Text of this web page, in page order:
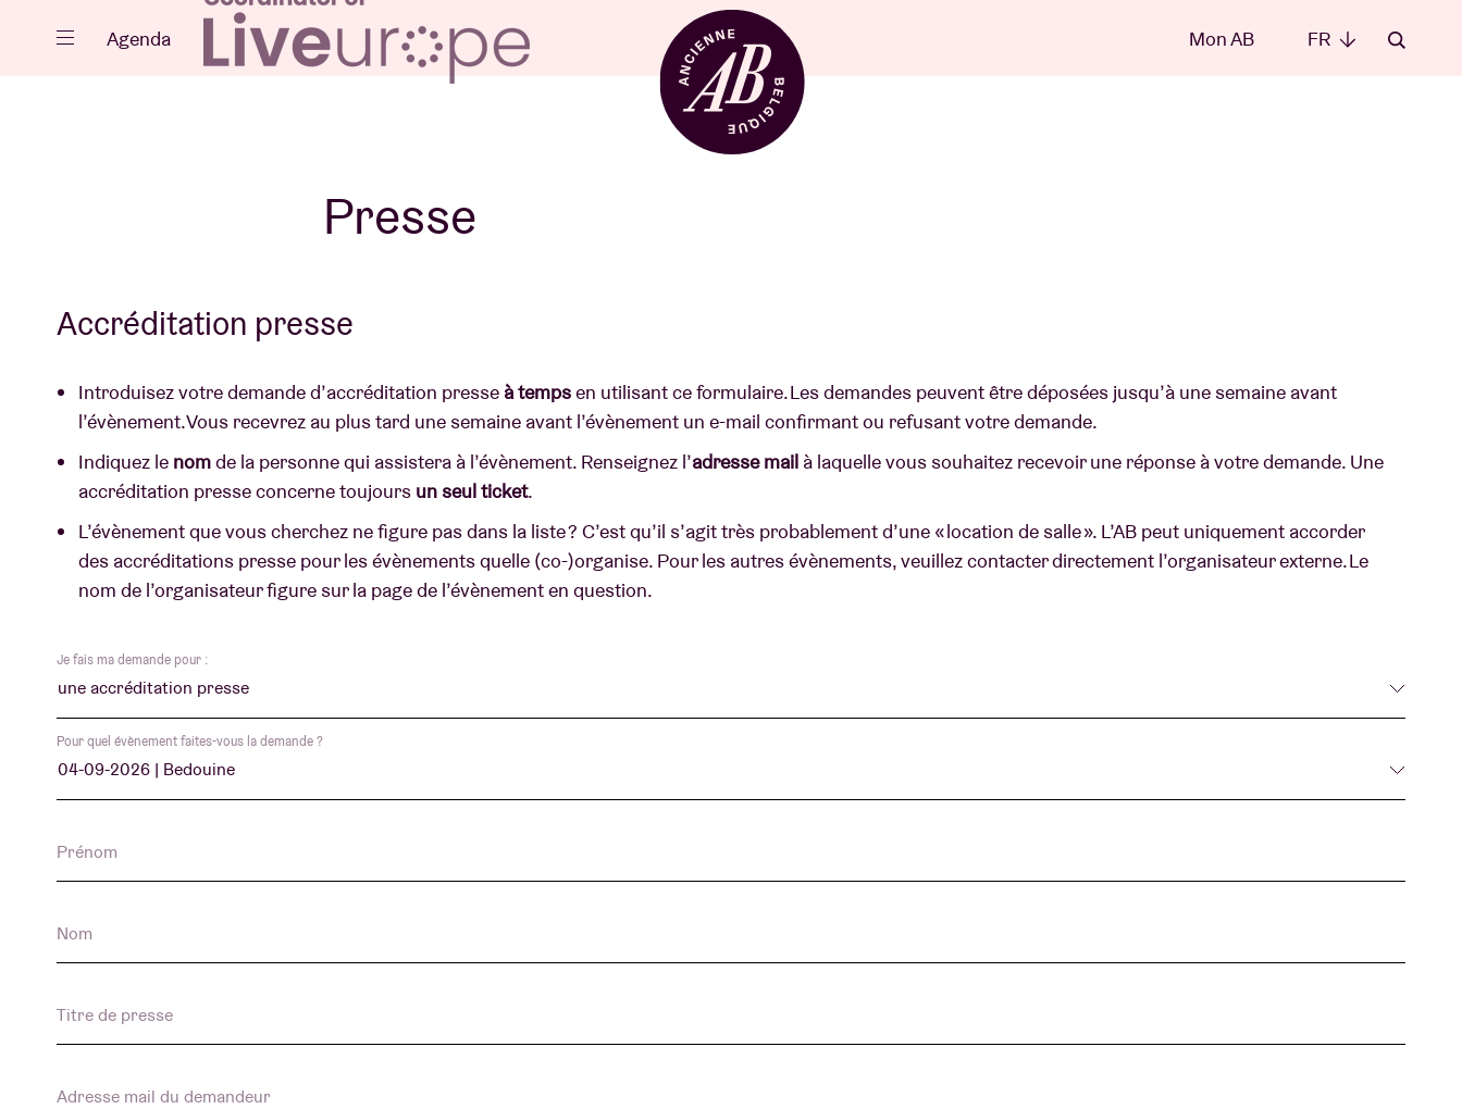
Fermer FR
Projets
Actualités
Infos visiteurs
AB ❤ you
ABtv
Chèque-concert
À propos de l'AB
Agenda Mon AB FR
Presse
Accréditation presse
Introduisez votre demande d’accréditation presse à tempsen utilisant ce formulaire. Les demandes peuvent être déposées jusqu’à une semaine avant
l’évènement. Vous recevrez au plus tard une semaine avant l’évènement un e-mail confirmant ou refusant votre demande.
Indiquez le nomde la personne qui assistera à l’évènement. Renseignez l’adresse mail à laquelle vous souhaitez recevoir une réponse à votre demande. Une
accréditation presse concerne toujours un seul ticket.
L’évènement que vous cherchez ne figure pas dans la liste ? C’est qu’il s’agit très probablement d’une « location de salle ». L’AB peut uniquement accorder
des accréditations presse pour les évènements quelle (co-)organise. Pour les autres évènements, veuillez contacter directement l’organisateur externe. Le
nom de l’organisateur figure sur la page de l’évènement en question.
Je fais ma demande pour :
Pour quel évènement faites-vous la demande ?
Prénom
Nom
Titre de presse
Adresse mail du demandeur